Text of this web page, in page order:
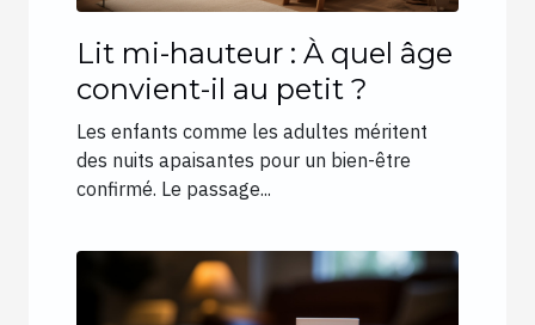
Lit mi-hauteur : À quel âge
convient-il au petit ?
Les enfants comme les adultes méritent
des nuits apaisantes pour un bien-être
confirmé. Le passage...